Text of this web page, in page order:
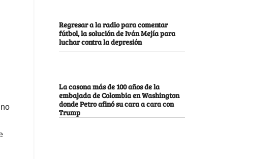
Regresar a la radio para comentar
fútbol, la solución de Iván Mejía para
luchar contra la depresión
La casona más de 100 años de la
embajada de Colombia en Washington
donde Petro afinó su cara a cara con
Trump